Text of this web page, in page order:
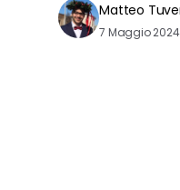
Matteo
7 Maggio 2024